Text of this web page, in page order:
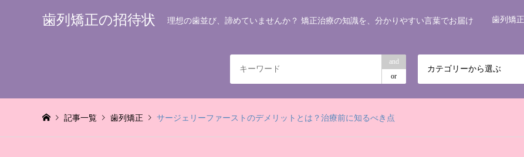
歯列矯正の招待状 理想の歯並び、諦めていませんか？ 矯正治療の知識を、分かりやすい言葉でお届け 歯列矯正
and
or
カテゴリーから選ぶ
記事一覧 歯列矯正 サージェリーファーストのデメリットとは？治療前に知るべき点